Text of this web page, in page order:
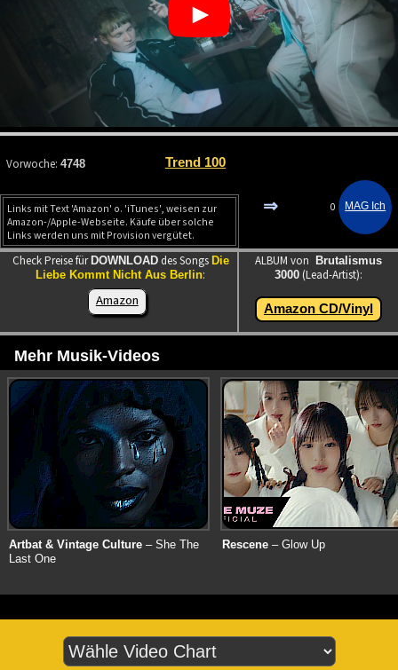
Vorwoche: 4748 Trend 100
Links mit Text 'Amazon' o. 'iTunes', weisen zur
Amazon-/Apple-Webseite. Käufe über solche
Links werden uns mit Provision vergütet.
⇒ 0
Check Preise für DOWNLOADdes Songs Die
Liebe Kommt Nicht Aus Berlin:
Amazon
ALBUM von
Brutalismus
3000(Lead-Artist):
Amazon CD/Vinyl
Mehr Musik-Videos
Artbat & Vintage Culture – She The
Last One
Rescene – Glow Up